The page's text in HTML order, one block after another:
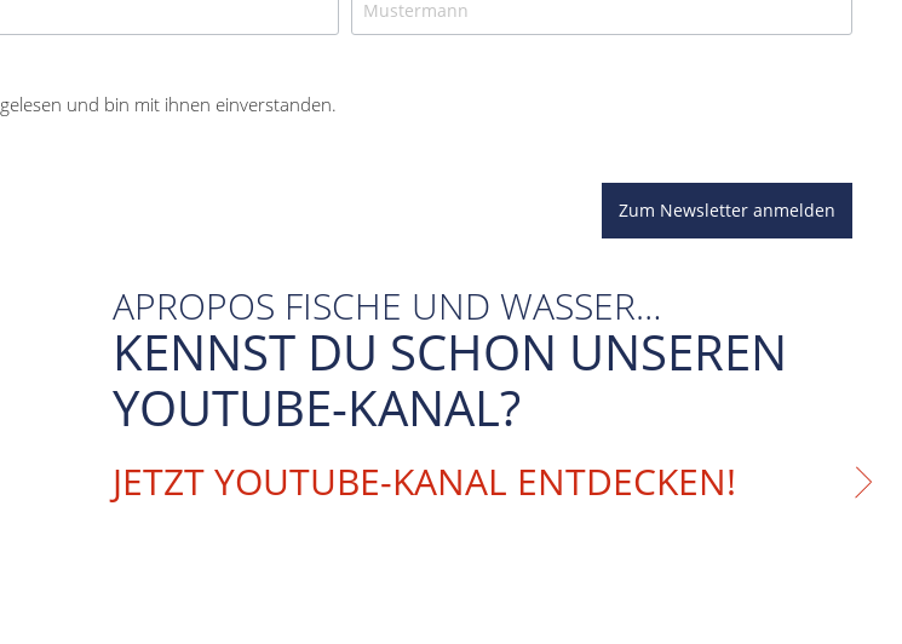
gelesen und bin mit ihnen einverstanden.
Zum Newsletter anmelden
APROPOS FISCHE UND WASSER…
KENNST DU SCHON UNSEREN
YOUTUBE-KANAL?
JETZT YOUTUBE-KANAL ENTDECKEN!